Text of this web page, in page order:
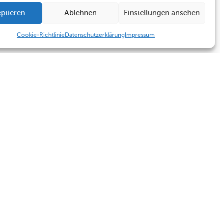
Ablehnen Einstellungen ansehen
Cookie-RichtlinieDatenschutzerklärung Impressum